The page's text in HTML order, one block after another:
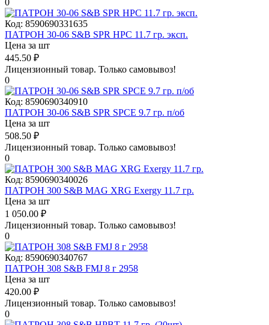
Код: 8590690331635
ПАТРОН 30-06 S&B SPR HPC 11.7 гр. эксп.
Цена за шт
445.50 ₽
Лицензионный товар. Только самовывоз!
0
Код: 8590690340910
ПАТРОН 30-06 S&B SPR SPCE 9.7 гр. п/об
Цена за шт
508.50 ₽
Лицензионный товар. Только самовывоз!
0
Код: 8590690340026
ПАТРОН 300 S&B MAG XRG Exergy 11.7 гр.
Цена за шт
1 050.00 ₽
Лицензионный товар. Только самовывоз!
0
Код: 8590690340767
ПАТРОН 308 S&B FMJ 8 г 2958
Цена за шт
420.00 ₽
Лицензионный товар. Только самовывоз!
0